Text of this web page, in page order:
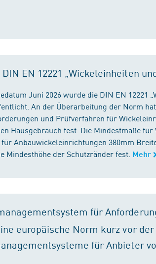
EN 12221 „Wickeleinheiten
Juni 2026 wurde die DIN EN 12221
An der Überarbeitung der Norm
und Prüfverfahren für
Hausgebrauch fest. Die Mindestmaße
Anbauwickeleinrichtungen 380mm
Mindesthöhe der Schutzränder fest. Mehr
für
europäische Norm kurz vor
für Anbieter